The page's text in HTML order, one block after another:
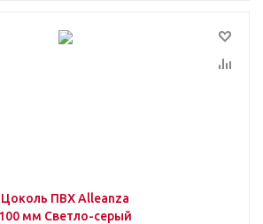
Цоколь ПВХ Alleanza
100 мм Светло-серый